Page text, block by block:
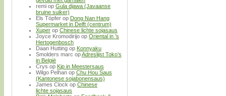
remi op Gula djawa (Javaanse
bruine suiker)
Els Töpfer op Dong Nan Hang
Supermarket in Delft (centrum)
Xuper op Chinese lichte sojasaus
Joyce Kromodirijo op Oriental in ’s
Hertogenbosch
Daan Hutting op Konnyaku
Smolders marc opAdreslijst Toko’s
in België
Crys op Kip in Meestersaus
Wilgo Pelhan op Chu Hou Saus
(Kantonese sojabonensaus)
James Clock op Chinese
lichte sojasaus